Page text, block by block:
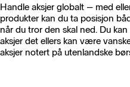
Handle aksjer globalt – med
produkter kan du ta posisjon
når du tror den skal ned. Du
aksjer det ellers kan være
aksjer notert på utenlandske